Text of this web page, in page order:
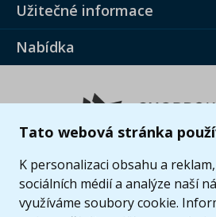
Tato webová stránka
K personalizaci obsahu a
sociálních médií a analýze naší
využíváme soubory cookie.
Užitečné informace
Nabídka